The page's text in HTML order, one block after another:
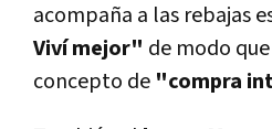
acompaña a las rebajas
Viví mejor" de modo
concepto de "compra